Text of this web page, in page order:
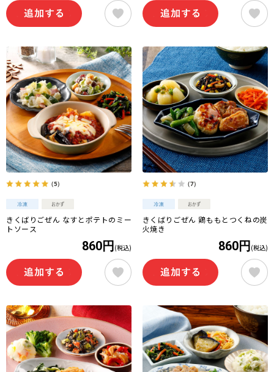
（5）
きくばりごぜん なすとポテトのミー
トソース
860円 (税込)
（7）
きくばりごぜん 鶏ももとつくねの炭
火焼き
860円 (税込)